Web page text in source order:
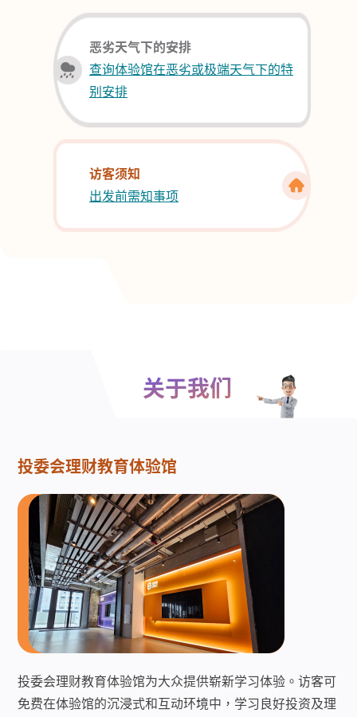
恶劣天气下的安排
查询体验馆在恶劣或极端天气下的特
别安排
访客须知
出发前需知事项
关于我们
投委会理财教育体验馆
投委会理财教育体验馆为大众提供崭新学习体验。访客可
免费在体验馆的沉浸式和互动环境中，学习良好投资及理